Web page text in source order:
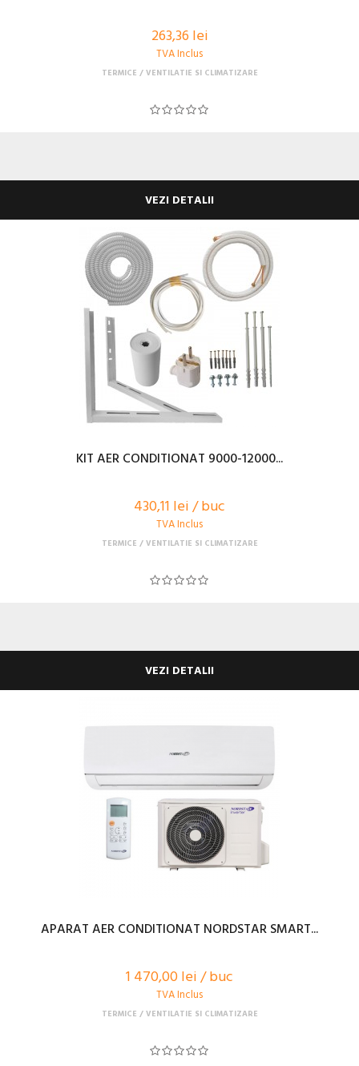
263,36 lei
TVA Inclus
TERMICE VENTILATIE SI CLIMATIZARE
VEZI DETALII
KIT AER CONDITIONAT 9000-12000...
430,11 lei / buc
TVA Inclus
TERMICE VENTILATIE SI CLIMATIZARE
VEZI DETALII
APARAT AER CONDITIONAT NORDSTAR SMART...
1 470,00 lei / buc
TVA Inclus
TERMICE VENTILATIE SI CLIMATIZARE